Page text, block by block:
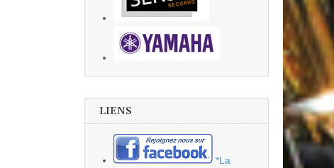
LIENS
*La